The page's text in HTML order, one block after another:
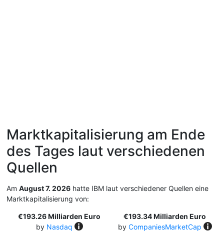
Marktkapitalisierung am Ende
des Tages laut verschiedenen
Quellen
Am August 7. 2026 hatte IBM laut verschiedener Quellen eine
Marktkapitalisierung von:
€193.26 Milliarden Euro
by Nasdaq
€193.34 Milliarden Euro
by CompaniesMarketCap